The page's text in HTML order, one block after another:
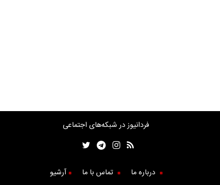
فردانیوز در شبکه‌های اجتماعی
درباره ما تماس با ما آرشیو